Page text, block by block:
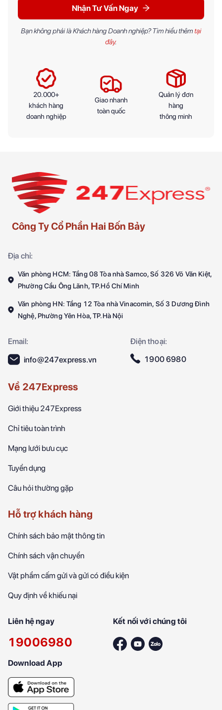
Nhận Tư Vấn Ngay
Bạn không phải là Khách hàng Doanh nghiệp? Tìm hiểu thêm tại
đây.
20.000+
khách hàng
doanh nghiệp
Giao nhanh
toàn quốc
Quản lý đơn
hàng
thông minh
Công Ty Cổ Phần Hai Bốn Bảy
Địa chỉ:
Văn phòng HCM: Tầng 08 Tòa nhà Samco, Số 326 Võ Văn Kiệt,
Phường Cầu Ông Lãnh, TP.Hồ Chí Minh
Văn phòng HN: Tầng 12 Tòa nhà Vinacomin, Số 3 Dương Đình
Nghệ, Phường Yên Hòa, TP.Hà Nội
Email:
Điện thoại:
info@247express.vn
1900 6980
Về 247Express
Giới thiệu 247Express
Chỉ tiêu toàn trình
Mạng lưới bưu cục
Tuyển dụng
Câu hỏi thường gặp
Hỗ trợ khách hàng
Chính sách bảo mật thông tin
Chính sách vận chuyển
Vật phẩm cấm gửi và gửi có điều kiện
Quy định về khiếu nại
Liên hệ ngay
19006980
Kết nối với chúng tôi
Download App